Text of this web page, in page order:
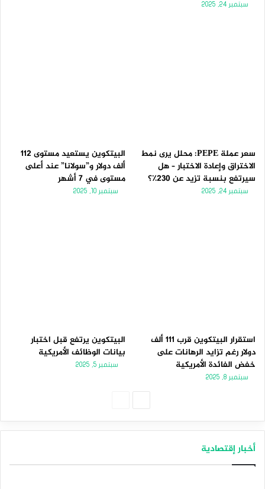
سبتمبر 24, 2025
سعر عملة PEPE: محلل يرى نمط
الاختراق وإعادة الاختبار – هل
سيرتفع بنسبة تزيد عن 230٪؟
سبتمبر 24, 2025
البيتكوين يستعيد مستوى 112
ألف دولار و”سولانا” عند أعلى
مستوى في 7 أشهر
سبتمبر 10, 2025
استقرار البيتكوين قرب 111 ألف
دولار رغم تزايد الرهانات على
خفض الفائدة الأمريكية
سبتمبر 8, 2025
البيتكوين يرتفع قبل اختبار
بيانات الوظائف الأمريكية
سبتمبر 5, 2025
أخبار إقتصادية